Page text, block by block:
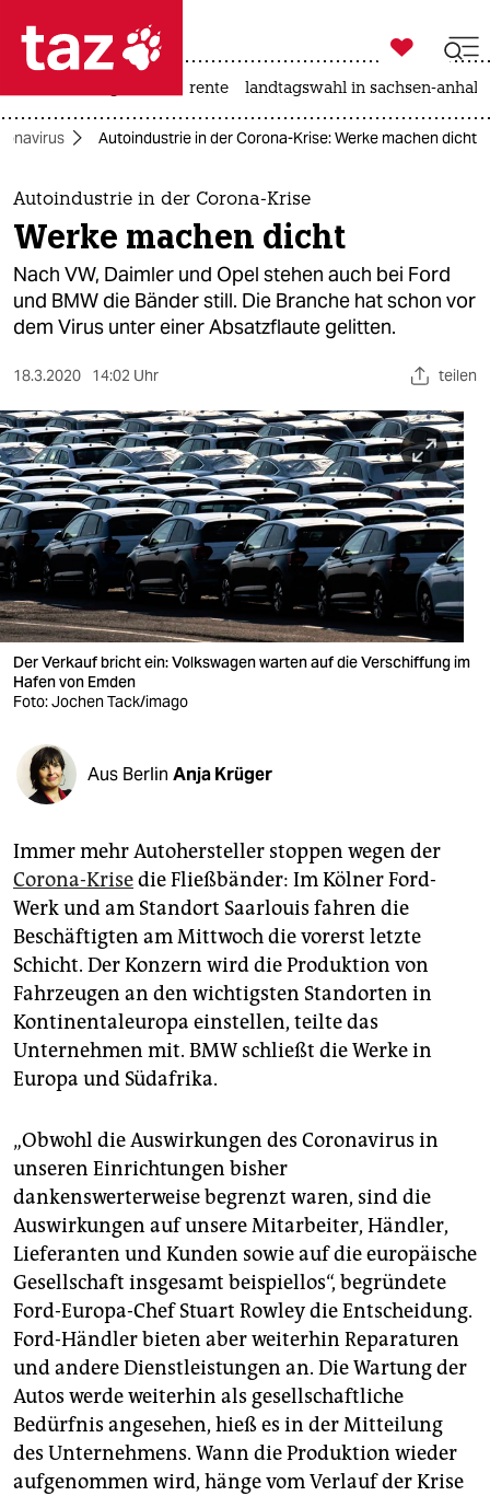
 taz zahl ich
taz zahl ich
themen
politik
öko
sport
berlin
nord
wahrheit
verlag
verlag
shop
fragen & hilfe
unterstützen
abo
genossenschaft
epaper login

taz zahl ich
rente landtagswahl in sachsen-anhalt
Autoindustrie in der Corona-Krise: Werke machen dicht
Autoindustrie in der Corona-Krise
Werke machen dicht
Nach VW, Daimler und Opel stehen auch bei Ford
und BMW die Bänder still. Die Branche hat schon vor
dem Virus unter einer Absatzflaute gelitten.
18.3.2020 14:02 Uhr teilen
Der Verkauf bricht ein: Volkswagen warten auf die Verschiffung im
Hafen von Emden
Foto: Jochen Tack/imago
Aus Berlin Anja Krüger
Immer mehr Autohersteller stoppen wegen der
Corona-Krisedie Fließbänder: Im Kölner Ford-
Werk und am Standort Saarlouis fahren die
Beschäftigten am Mittwoch die vorerst letzte
Schicht. Der Konzern wird die Produktion von
Fahrzeugen an den wichtigsten Standorten in
Kontinentaleuropa einstellen, teilte das
Unternehmen mit. BMW schließt die Werke in
Europa und Südafrika.
„Obwohl die Auswirkungen des Coronavirus in
unseren Einrichtungen bisher
dankenswerterweise begrenzt waren, sind die
Auswirkungen auf unsere Mitarbeiter, Händler,
Lieferanten und Kunden sowie auf die europäische
Gesellschaft insgesamt beispiellos“, begründete
Ford-Europa-Chef Stuart Rowley die Entscheidung.
Ford-Händler bieten aber weiterhin Reparaturen
und andere Dienstleistungen an. Die Wartung der
Autos werde weiterhin als gesellschaftliche
Bedürfnis angesehen, hieß es in der Mitteilung
des Unternehmens. Wann die Produktion wieder
aufgenommen wird, hänge vom Verlauf der Krise